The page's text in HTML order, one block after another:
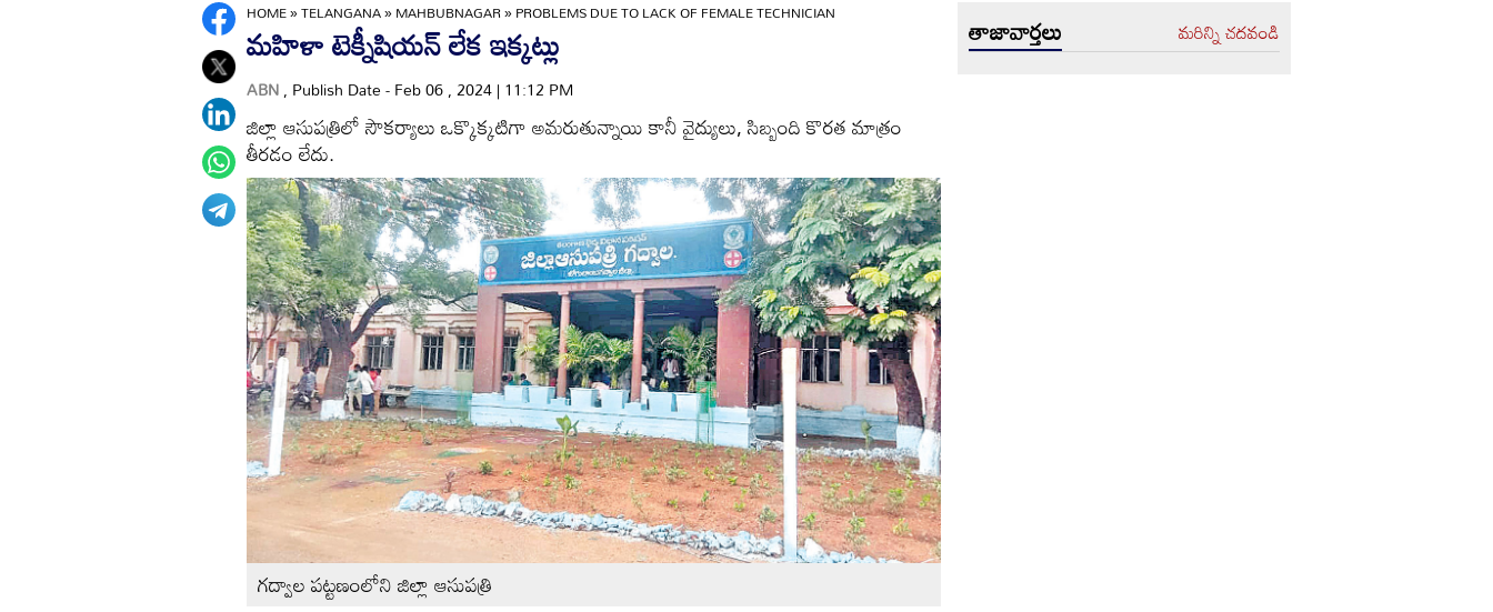
HOME»TELANGANA»MAHBUBNAGAR»PROBLEMS DUE TO LACK OF FEMALE TECHNICIAN
మహిళా టెక్నీషియన్‌ లేక ఇక్కట్లు
ABN, Publish Date - Feb 06 , 2024 | 11:12 PM
జిల్లా ఆసుపత్రిలో సౌకర్యాలు ఒక్కొక్కటిగా అమరుతున్నాయి కానీ వైద్యులు, సిబ్బంది కొరత మాత్రం
తీరడం లేదు.
గద్వాల పట్టణంలోని జిల్లా ఆసుపత్రి
తాజావార్తలు మరిన్ని చదవండి